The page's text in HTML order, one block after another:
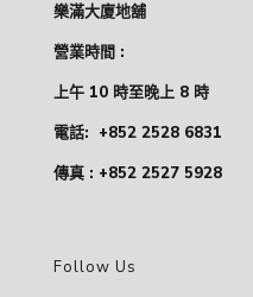
樂滿大廈地舖
營業時間 :
上午 10 時至晚上 8 時
電話: +852 2528 6831
傳真 : +852 2527 5928
Follow Us